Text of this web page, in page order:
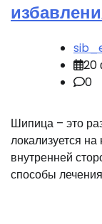
20
0
Шипица – это
локализуется
внутренней
способы